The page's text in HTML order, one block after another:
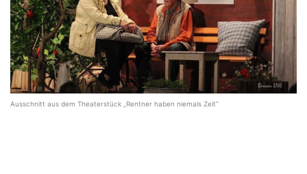
Ausschnitt aus dem Theaterstück „Rentner haben niemals Zeit“